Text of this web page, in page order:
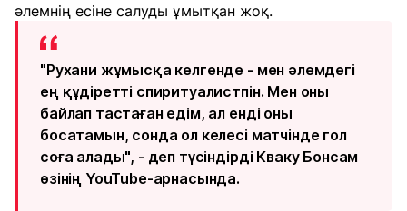
әлемнің есіне салуды ұмытқан жоқ.
"Рухани жұмысқа келгенде - мен әлемдегі
ең құдіретті спиритуалистпін. Мен оны
байлап тастаған едім, ал енді оны
босатамын, сонда ол келесі матчінде гол
соға алады", - деп түсіндірді Кваку Бонсам
өзінің YouTube-арнасында.